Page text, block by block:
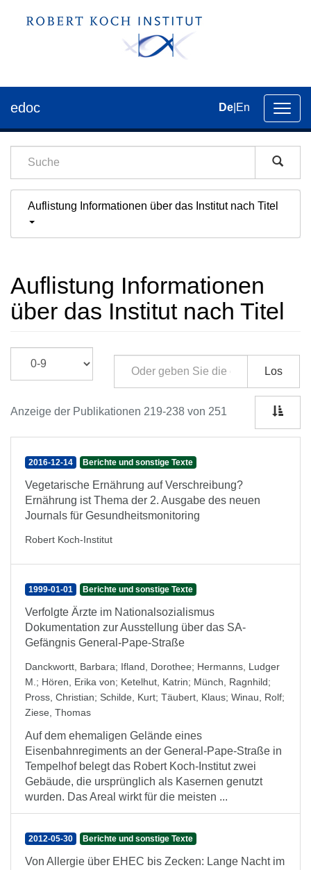
der
edoc De En
Auflistung Informationen über das Institut nach Titel
Auflistung Informationen
über das Institut nach Titel
Los
Anzeige der Publikationen 219-238 von 251
2016-12-14 Berichte und sonstige Texte
Vegetarische Ernährung auf Verschreibung?
Ernährung ist Thema der 2. Ausgabe des neuen
Journals für Gesundheitsmonitoring
Robert Koch-Institut
1999-01-01 Berichte und sonstige Texte
Verfolgte Ärzte im Nationalsozialismus
Dokumentation zur Ausstellung über das SA-
Gefängnis General-Pape-Straße
Danckwortt, Barbara; Ifland, Dorothee; Hermanns, Ludger
M. ; Hören, Erika von; Ketelhut, Katrin; Münch, Ragnhild;
Pross, Christian; Schilde, Kurt; Täubert, Klaus; Winau, Rolf;
Ziese, Thomas
Auf dem ehemaligen Gelände eines
Eisenbahnregiments an der General-Pape-Straße in
Tempelhof belegt das Robert Koch-Institut zwei
Gebäude, die ursprünglich als Kasernen genutzt
wurden. Das Areal wirkt für die meisten ...
2012-05-30 Berichte und sonstige Texte
Von Allergie über EHEC bis Zecken: Lange Nacht im